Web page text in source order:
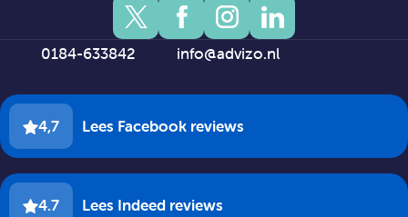
0184-633842 info@advizo.nl
4,7 Lees Facebook reviews
4.7 Lees Indeed reviews